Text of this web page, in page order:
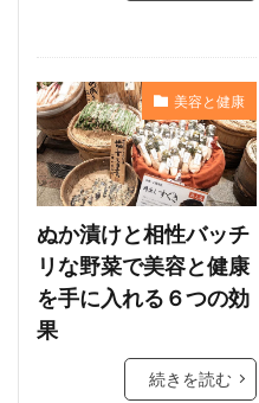
美容と健康
ぬか漬けと相性バッチ
リな野菜で美容と健康
を手に入れる６つの効
果
続きを読む